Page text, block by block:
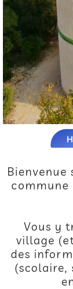
commune
Vous y
village
des
(scolaire,